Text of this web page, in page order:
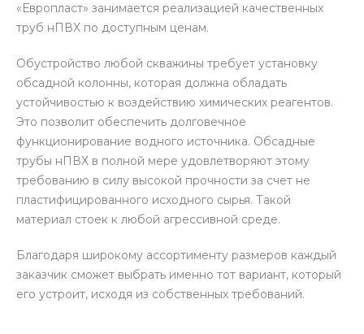
«Европласт» занимается реализацией качественных
труб нПВХ по доступным ценам.
Обустройство любой скважины требует установку
обсадной колонны, которая должна обладать
устойчивостью к воздействию химических реагентов.
Это позволит обеспечить долговечное
функционирование водного источника. Обсадные
трубы нПВХ в полной мере удовлетворяют этому
требованию в силу высокой прочности за счет не
пластифицированного исходного сырья. Такой
материал стоек к любой агрессивной среде.
Благодаря широкому ассортименту размеров каждый
заказчик сможет выбрать именно тот вариант, который
его устроит, исходя из собственных требований.